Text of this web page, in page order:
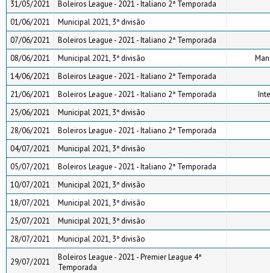
31/05/2021
Boleiros League - 2021 - Italiano 2ª Temporada
01/06/2021
Municipal 2021, 3ª divisão
07/06/2021
Boleiros League - 2021 - Italiano 2ª Temporada
08/06/2021
Municipal 2021, 3ª divisão
14/06/2021
Boleiros League - 2021 - Italiano 2ª Temporada
21/06/2021
Boleiros League - 2021 - Italiano 2ª Temporada
25/06/2021
Municipal 2021, 3ª divisão
28/06/2021
Boleiros League - 2021 - Italiano 2ª Temporada
04/07/2021
Municipal 2021, 3ª divisão
05/07/2021
Boleiros League - 2021 - Italiano 2ª Temporada
10/07/2021
Municipal 2021, 3ª divisão
18/07/2021
Municipal 2021, 3ª divisão
25/07/2021
Municipal 2021, 3ª divisão
28/07/2021
Municipal 2021, 3ª divisão
29/07/2021
Boleiros League - 2021 - Premier League 4ª
Temporada